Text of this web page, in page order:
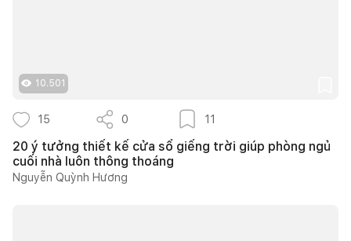
10.501
15 0 11
20 ý tưởng thiết kế cửa sổ giếng trời giúp phòng ngủ
cuối nhà luôn thông thoáng
Nguyễn Quỳnh Hương